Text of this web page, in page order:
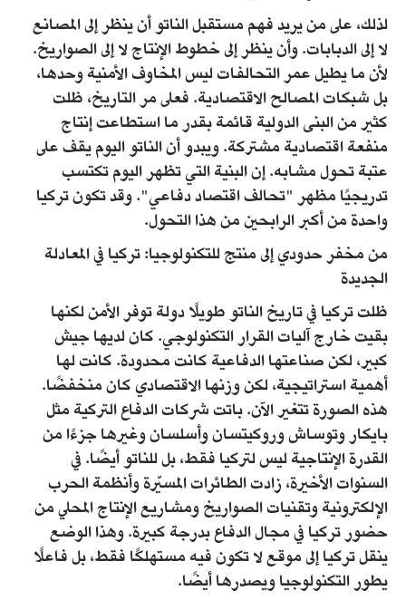
لذلك، على من يريد فهم مستقبل الناتو أن ينظر إلى المصانع
لا إلى الدبابات. وأن ينظر إلى خطوط الإنتاج لا إلى الصواريخ.
لأن ما يطيل عمر التحالفات ليس المخاوف الأمنية وحدها،
بل شبكات المصالح الاقتصادية. فعلى مر التاريخ، ظلت
كثير من البنى الدولية قائمة بقدر ما استطاعت إنتاج
منفعة اقتصادية مشتركة. ويبدو أن الناتو اليوم يقف على
عتبة تحول مشابه. إن البنية التي تظهر اليوم تكتسب
تدريجيًا مظهر "تحالف اقتصاد دفاعي". وقد تكون تركيا
واحدة من أكبر الرابحين من هذا التحول.
من مخفر حدودي إلى منتج للتكنولوجيا: تركيا في المعادلة
الجديدة
ظلت تركيا في تاريخ الناتو طويلًا دولة توفر الأمن لكنها
بقيت خارج آليات القرار التكنولوجي. كان لديها جيش
كبير، لكن صناعتها الدفاعية كانت محدودة. كانت لها
أهمية استراتيجية، لكن وزنها الاقتصادي كان منخفضًا.
هذه الصورة تتغير الآن. باتت شركات الدفاع التركية مثل
بايكار وتوساش وروكيتسان وأسلسان وغيرها جزءًا من
القدرة الإنتاجية ليس لتركيا فقط، بل للناتو أيضًا. في
السنوات الأخيرة، زادت الطائرات المسيّرة وأنظمة الحرب
الإلكترونية وتقنيات الصواريخ ومشاريع الإنتاج المحلي من
حضور تركيا في مجال الدفاع بدرجة كبيرة. وهذا الوضع
ينقل تركيا إلى موقع لا تكون فيه مستهلكًا فقط، بل فاعلًا
يطور التكنولوجيا ويصدرها أيضًا.